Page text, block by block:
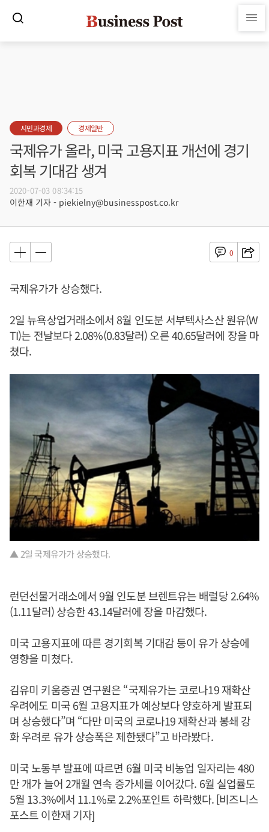
시민과경제 경제일반
국제유가 올라, 미국 고용지표 개선에 경기
회복 기대감 생겨
2020-07-03 08:34:15
이한재 기자 - piekielny@businesspost.co.kr
0
국제유가가 상승했다.
2일 뉴욕상업거래소에서 8월 인도분 서부텍사스산 원유(W
TI)는 전날보다 2.08%(0.83달러) 오른 40.65달러에 장을 마
쳤다.
▲ 2일 국제유가가 상승했다.
런던선물거래소에서 9월 인도분 브렌트유는 배럴당 2.64%
(1.11달러) 상승한 43.14달러에 장을 마감했다.
미국 고용지표에 따른 경기회복 기대감 등이 유가 상승에
영향을 미쳤다.
김유미 키움증권 연구원은 “국제유가는 코로나19 재확산
우려에도 미국 6월 고용지표가 예상보다 양호하게 발표되
며 상승했다”며 “다만 미국의 코로나19 재확산과 봉쇄 강
화 우려로 유가 상승폭은 제한됐다”고 바라봤다.
미국 노동부 발표에 따르면 6월 미국 비농업 일자리는 480
만 개가 늘어 2개월 연속 증가세를 이어갔다. 6월 실업률도
5월 13.3%에서 11.1%로 2.2%포인트 하락했다. [비즈니스
포스트 이한재 기자]